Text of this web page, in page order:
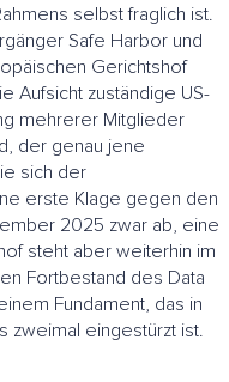
selbst fraglich ist.
Safe Harbor und
Gerichtshof
Aufsicht zuständige US-
mehrerer Mitglieder
der genau jene
sich der
erste Klage gegen den
2025 zwar ab, eine
steht aber weiterhin im
Fortbestand des Data
Fundament, das in
zweimal eingestürzt ist.